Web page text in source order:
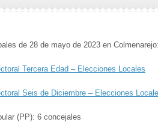
de 28 de mayo de 2023 en Colmenarejo:
Tercera Edad – Elecciones Locales
Seis de Diciembre – Elecciones
(PP): 6 concejales